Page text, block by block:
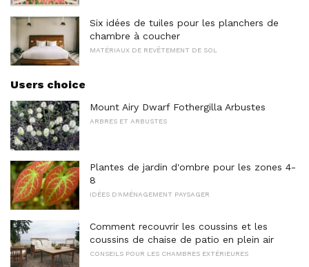
Six idées de tuiles pour les planchers de
chambre à coucher
MATÉRIAUX DE REVÊTEMENT DE SOL
Users choice
Mount Airy Dwarf Fothergilla Arbustes
ARBRES ET ARBUSTES
Plantes de jardin d'ombre pour les zones 4-
8
IDÉES D'AMÉNAGEMENT PAYSAGER
Comment recouvrir les coussins et les
coussins de chaise de patio en plein air
CONSEILS POUR LES CHAMBRES EXTÉRIEURES